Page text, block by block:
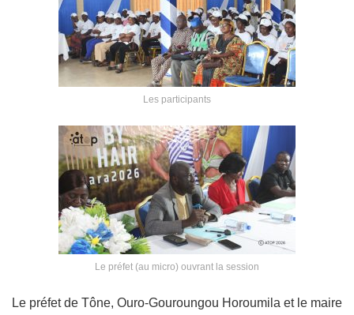
Les participants
Le préfet (au micro) ouvrant la session
Le préfet de Tône, Ouro-Gouroungou Horoumila et le maire